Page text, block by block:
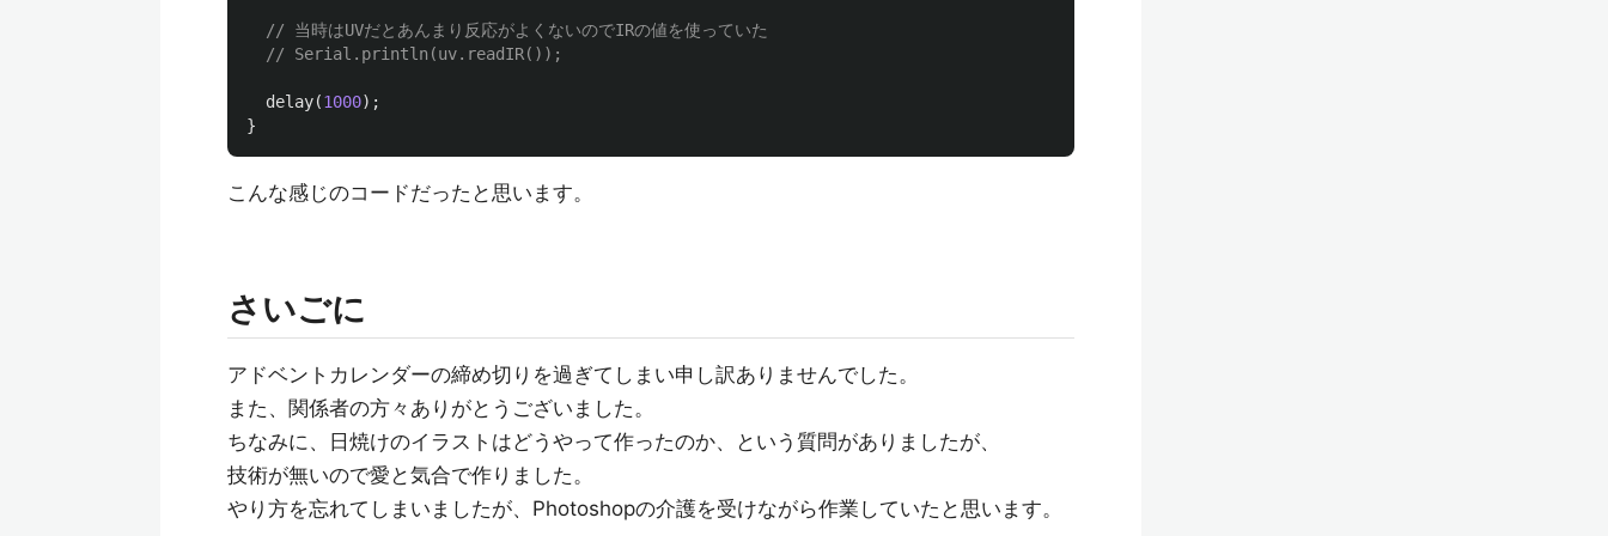
// 当時はUVだとあんまり反応がよくないのでIRの値を使っていた
// Serial.println(uv.readIR());
delay(1000);
}
こんな感じのコードだったと思います。
さいごに
アドベントカレンダーの締め切りを過ぎてしまい申し訳ありませんでした。
また、関係者の方々ありがとうございました。
ちなみに、日焼けのイラストはどうやって作ったのか、という質問がありましたが、
技術が無いので愛と気合で作りました。
やり方を忘れてしまいましたが、Photoshopの介護を受けながら作業していたと思います。